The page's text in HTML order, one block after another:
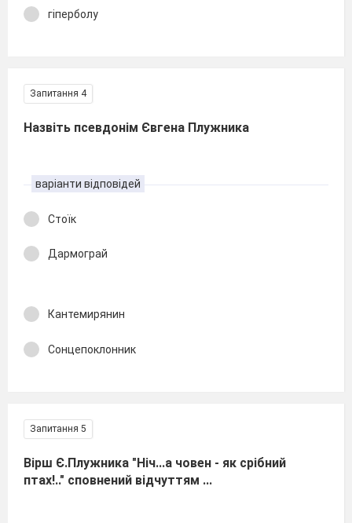
гіперболу
Запитання 4
Назвіть псевдонім Євгена Плужника
варіанти відповідей
Стоїк
Дармограй
Кантемирянин
Сонцепоклонник
Запитання 5
Вірш Є.Плужника "Ніч...а човен - як срібний
птах!.." сповнений відчуттям ...